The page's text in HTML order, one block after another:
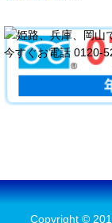
Copyright ©